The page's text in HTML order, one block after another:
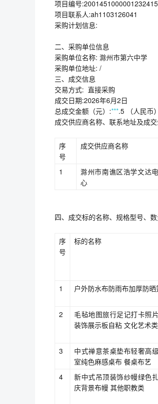
项目编号:2001451000001232415
项目联系人:ah1103126041
采购计划信息:
二、采购单位信息
采购单位名称: 滁州市第六中学
采购单位地址: /
三、成交信息
交易方式: 直接采购
成交日期:2026年6月2日
总成交金额（元）:***.5 （人民币）
成交供应商名称、联系地址及成
序
号
成交供应商名称
1
滁州市南谯区浩学文达
心
四、成交标的名称、规格型号、
序
号
标的名称
1 户外防水布防雨布加厚防
2
毛毡地图旅行足记打卡照
装饰展示板自粘 文化艺术类
3
中式禅意茶桌垫布轻奢高
室纯色麻感桌布 餐桌布艺
4
新中式吊顶装饰纱幔绿色
庆背景布幔 其他职教类